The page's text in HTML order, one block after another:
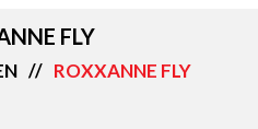
FLY
ROXXANNE FLY